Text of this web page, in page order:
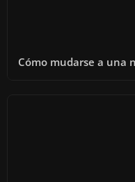
Cómo mudarse a una